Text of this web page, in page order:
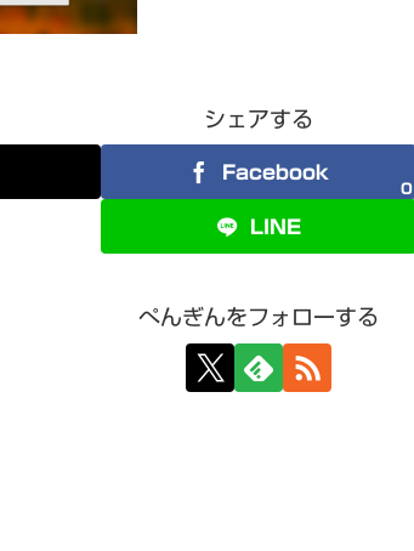
シェアする
Facebook
0
LINE
ぺんぎんをフォローする